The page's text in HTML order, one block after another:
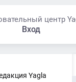
центр
Вход
Yagla